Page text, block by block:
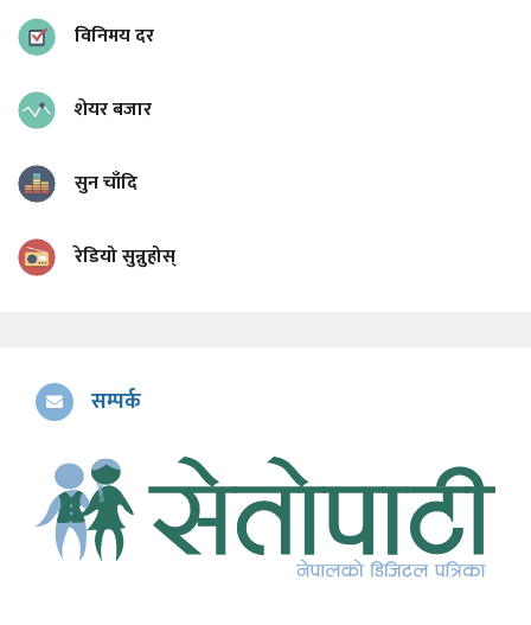
विनिमय दर
शेयर बजार
सुन चाँदि
रेडियो सुन्नुहोस्
सम्पर्क